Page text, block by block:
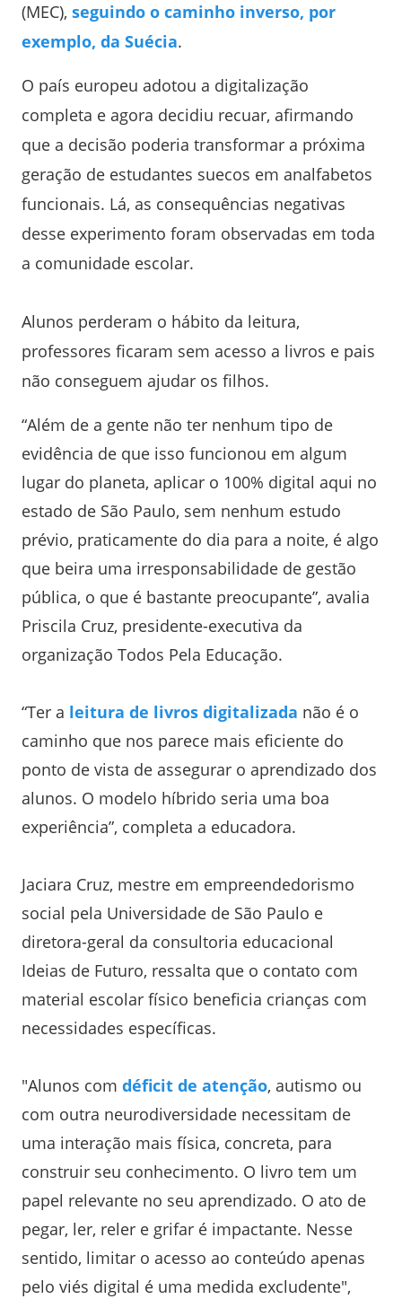
(MEC), seguindo o caminho inverso, por
exemplo, da Suécia.
O país europeu adotou a digitalização
completa e agora decidiu recuar, afirmando
que a decisão poderia transformar a próxima
geração de estudantes suecos em analfabetos
funcionais. Lá, as consequências negativas
desse experimento foram observadas em toda
a comunidade escolar.
Alunos perderam o hábito da leitura,
professores ficaram sem acesso a livros e pais
não conseguem ajudar os filhos.
“Além de a gente não ter nenhum tipo de
evidência de que isso funcionou em algum
lugar do planeta, aplicar o 100% digital aqui no
estado de São Paulo, sem nenhum estudo
prévio, praticamente do dia para a noite, é algo
que beira uma irresponsabilidade de gestão
pública, o que é bastante preocupante”, avalia
Priscila Cruz, presidente-executiva da
organização Todos Pela Educação.
“Ter a leitura de livros digitalizada não é o
caminho que nos parece mais eficiente do
ponto de vista de assegurar o aprendizado dos
alunos. O modelo híbrido seria uma boa
experiência”, completa a educadora.
Jaciara Cruz, mestre em empreendedorismo
social pela Universidade de São Paulo e
diretora-geral da consultoria educacional
Ideias de Futuro, ressalta que o contato com
material escolar físico beneficia crianças com
necessidades específicas.
"Alunos com déficit de atenção, autismo ou
com outra neurodiversidade necessitam de
uma interação mais física, concreta, para
construir seu conhecimento. O livro tem um
papel relevante no seu aprendizado. O ato de
pegar, ler, reler e grifar é impactante. Nesse
sentido, limitar o acesso ao conteúdo apenas
pelo viés digital é uma medida excludente",